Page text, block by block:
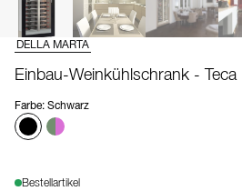
DELLA MARTA
Einbau-Weinkühlschrank - Teca
Farbe: Schwarz
Bestellartikel